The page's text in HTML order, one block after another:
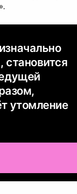
утомление